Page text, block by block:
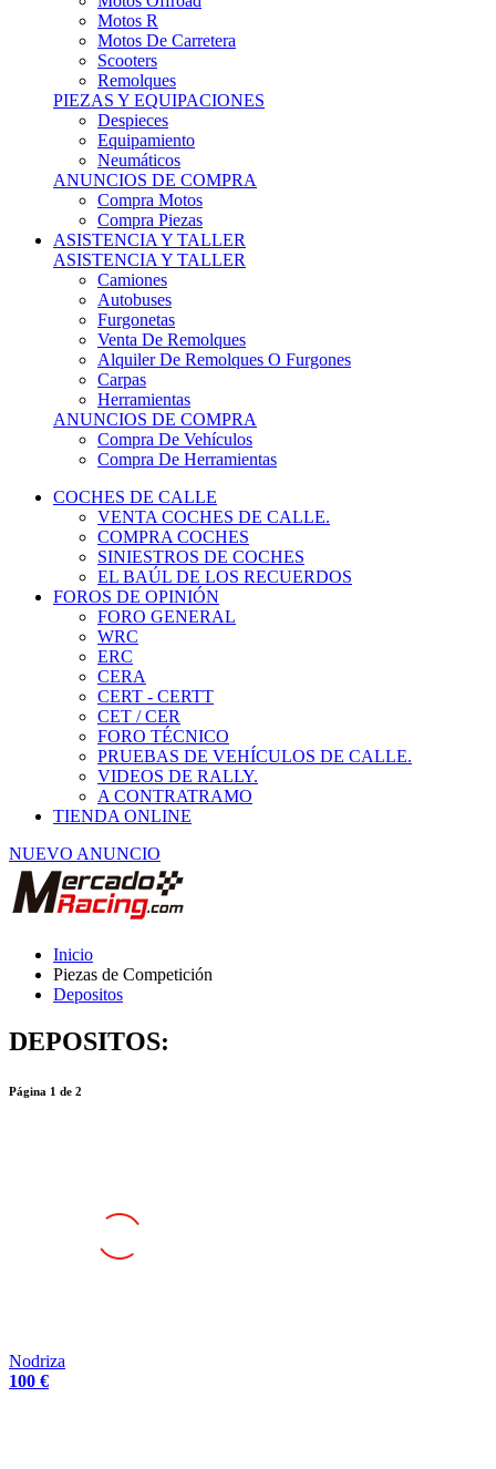
Motos R
Motos De Carretera
Scooters
Remolques
PIEZAS Y EQUIPACIONES
Despieces
Equipamiento
Neumáticos
ANUNCIOS DE COMPRA
Compra Motos
Compra Piezas
ASISTENCIA Y TALLER
ASISTENCIA Y TALLER
Camiones
Autobuses
Furgonetas
Venta De Remolques
Alquiler De Remolques O Furgones
Carpas
Herramientas
ANUNCIOS DE COMPRA
Compra De Vehículos
Compra De Herramientas
COCHES DE CALLE
VENTA COCHES DE CALLE.
COMPRA COCHES
SINIESTROS DE COCHES
EL BAÚL DE LOS RECUERDOS
FOROS DE OPINIÓN
FORO GENERAL
WRC
ERC
CERA
CERT - CERTT
CET / CER
FORO TÉCNICO
PRUEBAS DE VEHÍCULOS DE CALLE.
VIDEOS DE RALLY.
A CONTRATRAMO
TIENDA ONLINE
NUEVO ANUNCIO
Inicio
Piezas de Competición
Depositos
DEPOSITOS:
Página 1 de 2
Nodriza
100 €